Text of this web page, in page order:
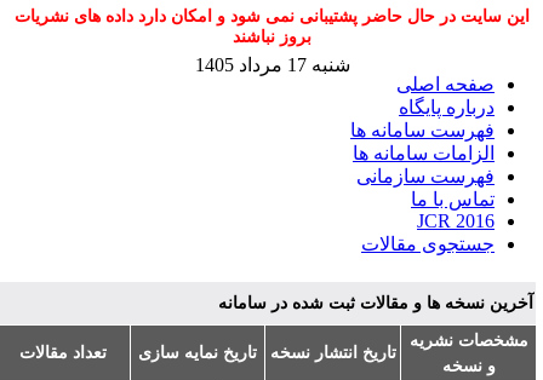
این سایت در حال حاضر پشتیبانی نمی شود و امکان دارد داده های نشریات
بروز نباشند
صفحه اصلی
درباره پایگاه
فهرست سامانه ها
الزامات سامانه ها
فهرست سازمانی
تماس با ما
JCR 2016
جستجوی مقالات
شنبه 17 مرداد 1405
نسخه ها و مقالات ثبت شده در سامانه
مشخصات نشریه
و نسخه
تاریخ انتشار نسخه تاریخ نمایه سازی تعداد مقالات